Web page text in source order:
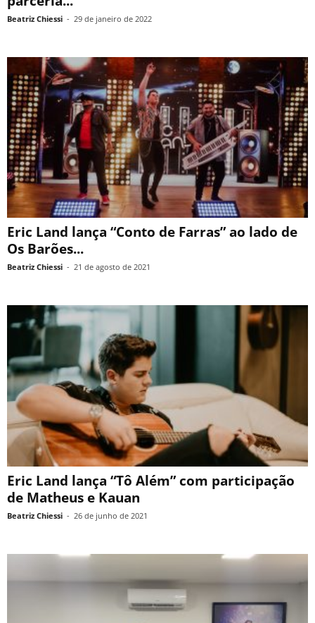
Beatriz Chiessi - 29 de janeiro de 2022
Eric Land lança “Conto de Farras” ao lado de
Os Barões...
Beatriz Chiessi - 21 de agosto de 2021
Eric Land lança “Tô Além” com participação
de Matheus e Kauan
Beatriz Chiessi - 26 de junho de 2021